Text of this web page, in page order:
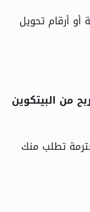
أرقام تحويل
من البيتكوين
تطلب منك